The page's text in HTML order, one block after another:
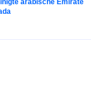
arabische Emirate